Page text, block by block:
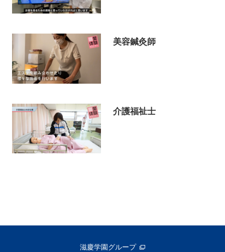
美容鍼灸師
介護福祉士
滋慶学園グループ